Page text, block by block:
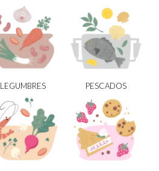
LEGUMBRES PESCADOS